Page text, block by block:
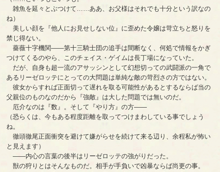
雑魚を延々とぶつけて……ああ、お父様はそれでも十分という訳なの
ね）
美しい顔を『他人にお見せしない位』に歪めた令嬢は苛立ちと怒りを
禁じ得ない。
薔薇十字機関――第十三騎士団の追手は間断なく、何処で情報をかぎ
つけてくるのやら、このチェイス・ゲイムは長丁場になっていた。
だが、自身も超一流のアサッシンとして幻想切っての武闘派の一角で
あるリーゼロッテにとっての大問題は単純な敵の苛烈さの方ではない。
彼女からすれば正面切って遅れを取る可能性があるとするならば当の
父親位のものなのだから『強敵』は大した問題では無いのだ。
厄介なのは『数』。そして『やり方』の方――
（恐らくは、今もある程度距離を取ってつけまわしている事でしょう
ね。
徹頭徹尾正面衝突を避けて嫌がらせを続けて来る辺り、余程私が怖い
と見えます）
――内心の言葉の後半はリーゼロッテの強がりだった。
獣の狩りとはそんなものだ。相手が手負いで凶暴ならば尚更の事。